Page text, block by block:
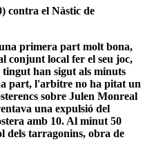
contra el Nàstic de
primera part molt bona,
conjunt local fer el seu joc,
tingut han sigut als minuts
part, l'arbitre no ha pitat un
sobre Julen Monreal
una expulsió del
amb 10. Al minut 50
dels tarragonins, obra de